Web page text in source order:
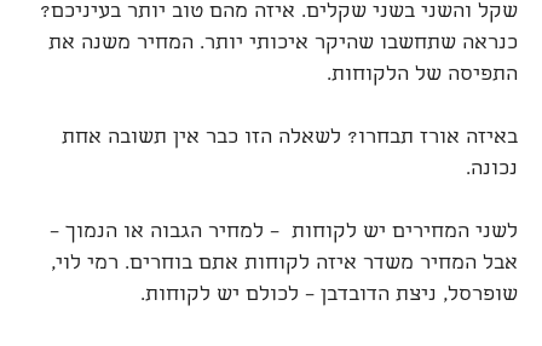
שקל והשני בשני שקלים. איזה מהם טוב יותר בעיניכם?
כנראה שתחשבו שהיקר איכותי יותר. המחיר משנה את
התפיסה של הלקוחות.
באיזה אורז תבחרו? לשאלה הזו כבר אין תשובה אחת
נכונה.
לשני המחירים יש לקוחות – למחיר הגבוה או הנמוך –
אבל המחיר משדר איזה לקוחות אתם בוחרים. רמי לוי,
שופרסל, ניצת הדובדבן – לכולם יש לקוחות.